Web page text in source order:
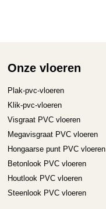
Onze vloeren
Plak-pvc-vloeren
Klik-pvc-vloeren
Visgraat PVC vloeren
Megavisgraat PVC vloeren
Hongaarse punt PVC vloeren
Betonlook PVC vloeren
Houtlook PVC vloeren
Steenlook PVC vloeren